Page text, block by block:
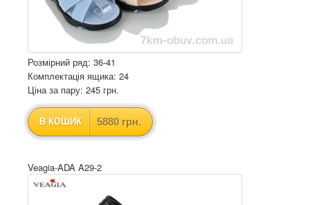
Розмірний ряд: 36-41
Комплектація ящика: 24
Ціна за пару: 245 грн.
В КОШИК 5880 грн.
Veagia-ADA A29-2